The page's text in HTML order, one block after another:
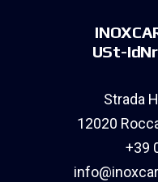
USt-
Strada
12020
+39